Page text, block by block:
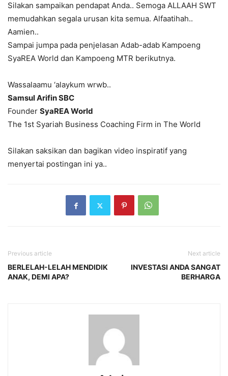
Silakan sampaikan pendapat Anda.. Semoga ALLAAH SWT
memudahkan segala urusan kita semua. Alfaatihah..
Aamien..
Sampai jumpa pada penjelasan Adab-adab Kampoeng
SyaREA World dan Kampoeng MTR berikutnya.
Wassalaamu ‘alaykum wrwb..
Samsul Arifin SBC
Founder SyaREA World
The 1st Syariah Business Coaching Firm in The World
Silakan saksikan dan bagikan video inspiratif yang
menyertai postingan ini ya..
Previous article
BERLELAH-LELAH MENDIDIK
ANAK, DEMI APA?
Next article
INVESTASI ANDA SANGAT
BERHARGA